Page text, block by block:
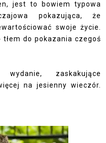
jest to bowiem typowa
pokazująca, że
swoje życie.
do pokazania czegoś
zaskakujące
na jesienny wieczór.